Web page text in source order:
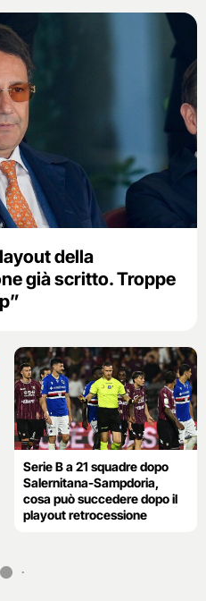
della
già scritto. Troppe
Serie B a 21 squadre dopo
Salernitana-Sampdoria,
cosa può succedere dopo il
playout retrocessione